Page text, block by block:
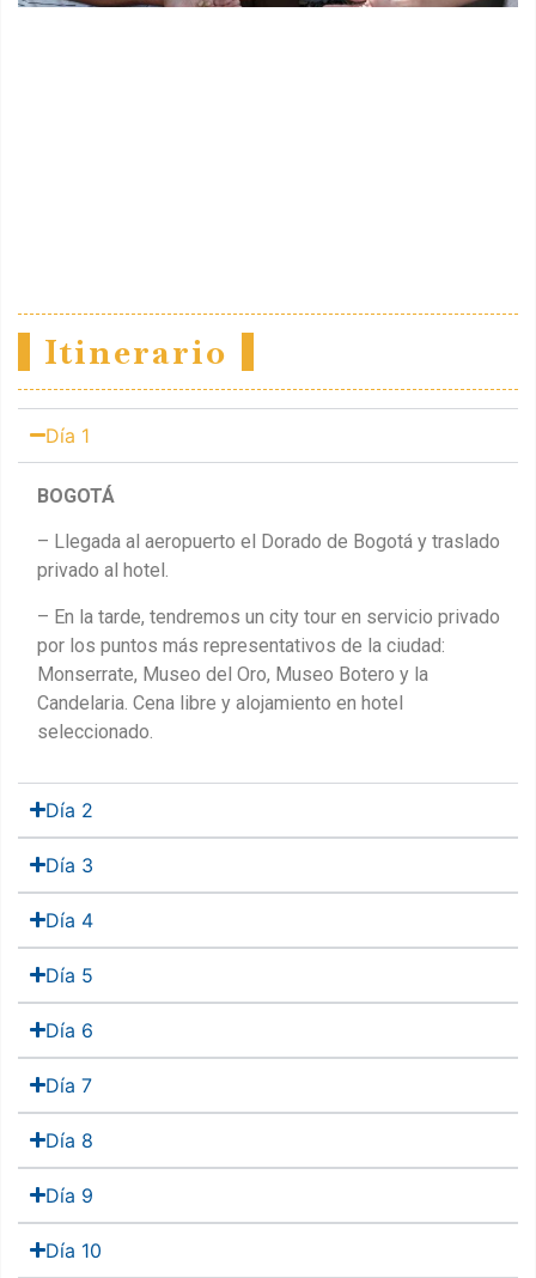
Itinerario
Día 1
BOGOTÁ
– Llegada al aeropuerto el Dorado de Bogotá y traslado
privado al hotel.
– En la tarde, tendremos un city tour en servicio privado
por los puntos más representativos de la ciudad:
Monserrate, Museo del Oro, Museo Botero y la
Candelaria. Cena libre y alojamiento en hotel
seleccionado.
Día 2
Día 3
Día 4
Día 5
Día 6
Día 7
Día 8
Día 9
Día 10